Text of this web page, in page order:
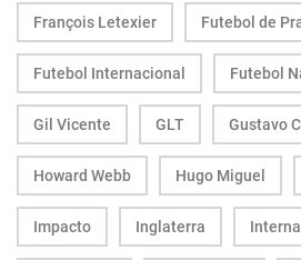
François Letexier Futebol de
Futebol Internacional Futebol
Gil Vicente GLT Gustavo
Howard Webb Hugo Miguel
Impacto Inglaterra